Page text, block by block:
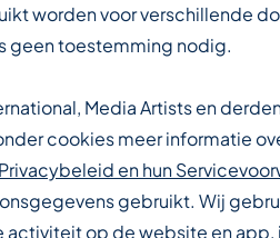
worden voor verschillende
geen toestemming nodig.
Media Artists en
cookies meer informatie
en hun
gebruikt. Wij
activiteit op de website en